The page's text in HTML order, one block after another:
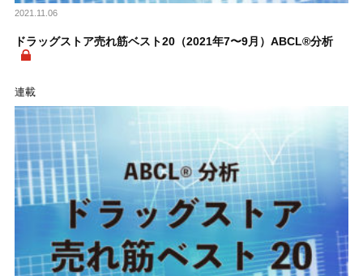
2021.11.06
ドラッグストア売れ筋ベスト20（2021年7〜9月）ABCL®分析
連載